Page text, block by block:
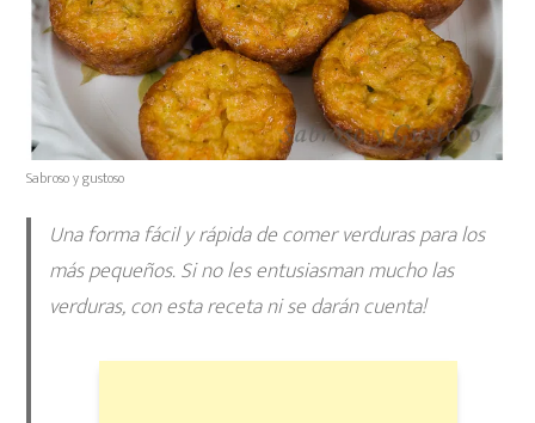
Sabroso y gustoso
Una forma fácil y rápida de comer verduras para los
más pequeños. Si no les entusiasman mucho las
verduras, con esta receta ni se darán cuenta!